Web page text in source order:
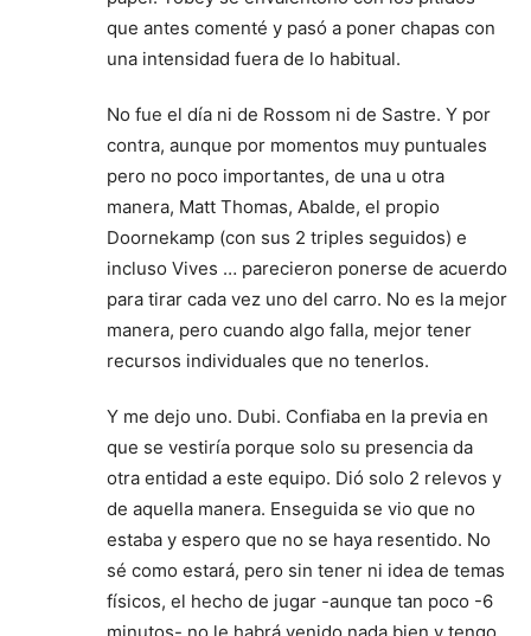
que antes comenté y pasó a poner chapas con
una intensidad fuera de lo habitual.
No fue el día ni de Rossom ni de Sastre. Y por
contra, aunque por momentos muy puntuales
pero no poco importantes, de una u otra
manera, Matt Thomas, Abalde, el propio
Doornekamp (con sus 2 triples seguidos) e
incluso Vives … parecieron ponerse de acuerdo
para tirar cada vez uno del carro. No es la mejor
manera, pero cuando algo falla, mejor tener
recursos individuales que no tenerlos.
Y me dejo uno. Dubi. Confiaba en la previa en
que se vestiría porque solo su presencia da
otra entidad a este equipo. Dió solo 2 relevos y
de aquella manera. Enseguida se vio que no
estaba y espero que no se haya resentido. No
sé como estará, pero sin tener ni idea de temas
físicos, el hecho de jugar -aunque tan poco -6